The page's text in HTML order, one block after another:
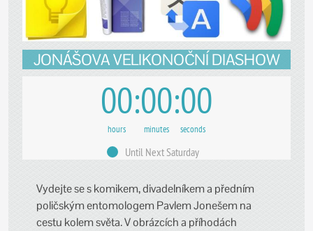
JONÁŠOVA VELIKONOČNÍ DIASHOW
00
hours
00
minutes
00
seconds
Until Next Saturday
Vydejte se s komikem, divadelníkem a předním
poličským entomologem Pavlem Jonešem na
cestu kolem světa. V obrázcích a příhodách